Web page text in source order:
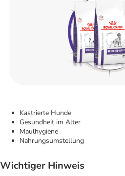
Kastrierte Hunde
Gesundheit im Alter
Maulhygiene
Nahrungsumstellung
Wichtiger Hinweis